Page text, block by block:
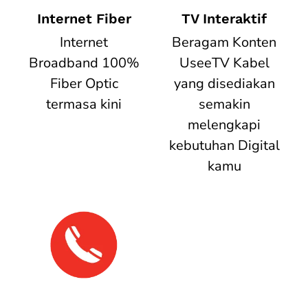
Internet Fiber
Internet
Broadband 100%
Fiber Optic
termasa kini
TV Interaktif
Beragam Konten
UseeTV Kabel
yang disediakan
semakin
melengkapi
kebutuhan Digital
kamu